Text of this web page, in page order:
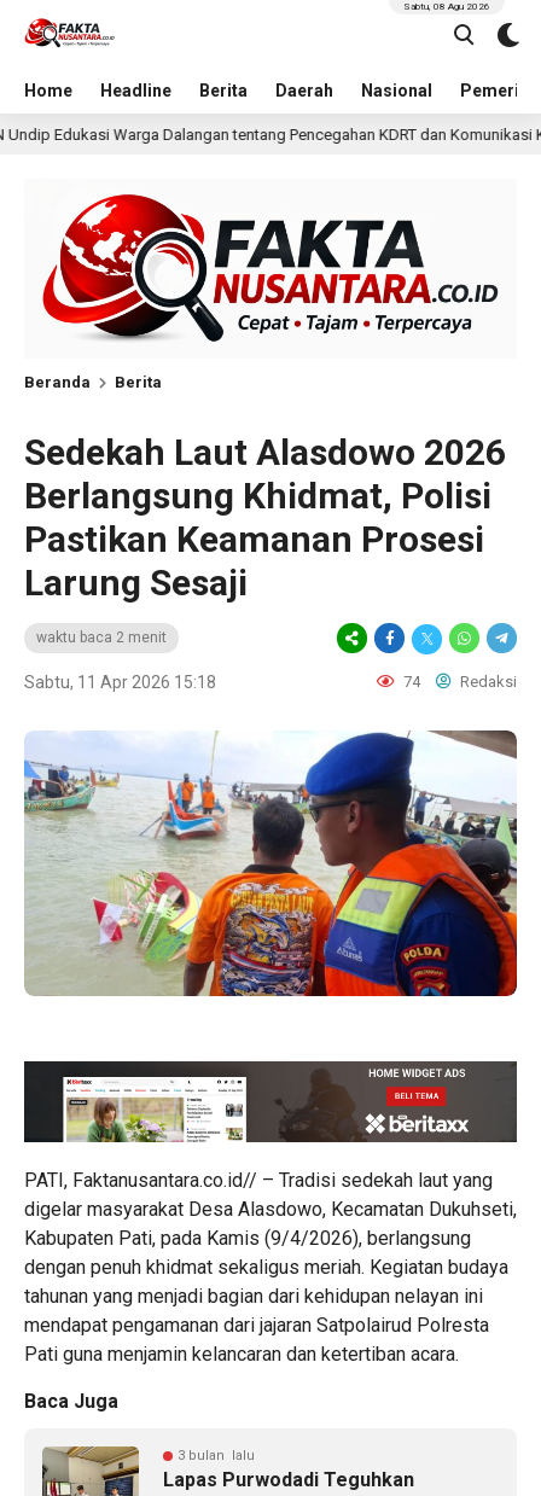
Home Headline Berita Daerah Nasional
Sabtu, 08 Agu 2026
Pencegahan KDRT dan Komunikasi Keluarga 45 menit lalu
Beranda Berita
Sedekah Laut Alasdowo 2026
Berlangsung Khidmat, Polisi
Pastikan Keamanan Prosesi
Larung Sesaji
waktu baca 2 menit
Sabtu, 11 Apr 2026 15:18 74 Redaksi
PATI, Faktanusantara.co.id// – Tradisi sedekah laut yang
digelar masyarakat Desa Alasdowo, Kecamatan Dukuhseti,
Kabupaten Pati, pada Kamis (9/4/2026), berlangsung
dengan penuh khidmat sekaligus meriah. Kegiatan budaya
tahunan yang menjadi bagian dari kehidupan nelayan ini
mendapat pengamanan dari jajaran Satpolairud Polresta
Pati guna menjamin kelancaran dan ketertiban acara.
Baca Juga
3 bulan lalu
Lapas Purwodadi Teguhkan